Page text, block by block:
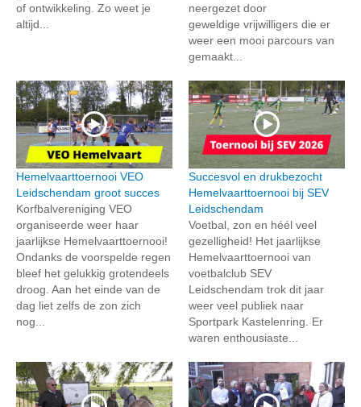
of ontwikkeling. Zo weet je
altijd...
neergezet door
geweldige vrijwilligers die er
weer een mooi parcours van
gemaakt...
Hemelvaarttoernooi VEO
Leidschendam groot succes
Korfbalvereniging VEO
organiseerde weer haar
jaarlijkse Hemelvaarttoernooi!
Ondanks de voorspelde regen
bleef het gelukkig grotendeels
droog. Aan het einde van de
dag liet zelfs de zon zich
nog...
Succesvol en drukbezocht
Hemelvaarttoernooi bij SEV
Leidschendam
Voetbal, zon en héél veel
gezelligheid! Het jaarlijkse
Hemelvaarttoernooi van
voetbalclub SEV
Leidschendam trok dit jaar
weer veel publiek naar
Sportpark Kastelenring. Er
waren enthousiaste...